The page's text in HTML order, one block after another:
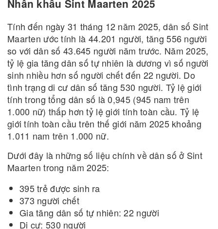
Nhân khẩu Sint Maarten 2025
Tính đến ngày 31 tháng 12 năm 2025, dân số Sint
Maarten ước tính là 44.201 người, tăng 556 người
so với dân số 43.645 người năm trước. Năm 2025,
tỷ lệ gia tăng dân số tự nhiên là dương vì số người
sinh nhiều hơn số người chết đến 22 người. Do
tình trạng di cư dân số tăng 530 người. Tỷ lệ giới
tính trong tổng dân số là 0,945 (945 nam trên
1.000 nữ) thấp hơn tỷ lệ giới tính toàn cầu. Tỷ lệ
giới tính toàn cầu trên thế giới năm 2025 khoảng
1.011 nam trên 1.000 nữ.
Dưới đây là những số liệu chính về dân số ở Sint
Maarten trong năm 2025:
395 trẻ được sinh ra
373 người chết
Gia tăng dân số tự nhiên: 22 người
Di cư: 530 người